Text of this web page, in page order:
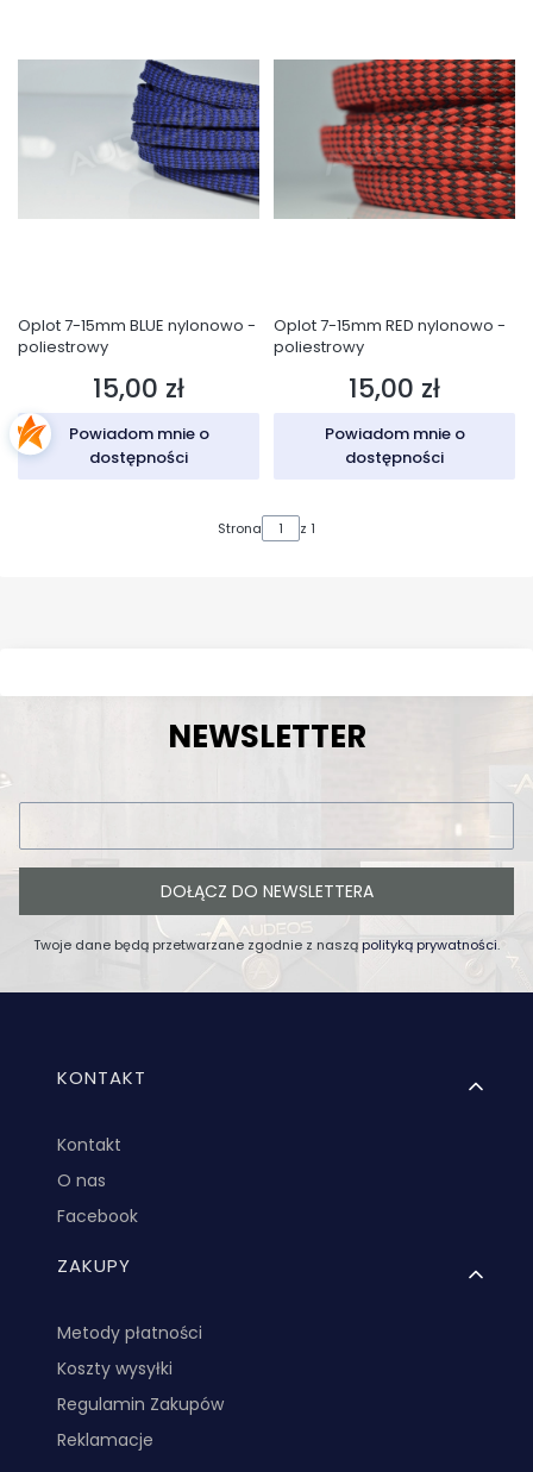
Oplot 7-15mm BLUE nylonowo -
poliestrowy
Cena
15,00 zł
Powiadom mnie o
dostępności
Oplot 7-15mm RED nylonowo -
poliestrowy
Cena
15,00 zł
Powiadom mnie o
dostępności
Strona z 1
NEWSLETTER
DOŁĄCZ DO NEWSLETTERA
Twoje dane będą przetwarzane zgodnie z naszą polityką prywatności.
Linki w stopce
KONTAKT
Kontakt
O nas
Facebook
ZAKUPY
Metody płatności
Koszty wysyłki
Regulamin Zakupów
Reklamacje